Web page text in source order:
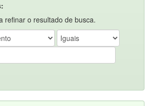
refinar o resultado de busca.